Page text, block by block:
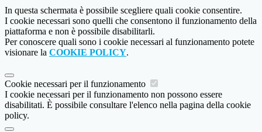
In questa schermata è possibile scegliere quali cookie consentire.
I cookie necessari sono quelli che consentono il funzionamento della
piattaforma e non è possibile disabilitarli.
Per conoscere quali sono i cookie necessari al funzionamento potete
visionare la COOKIE POLICY.
Cookie necessari per il funzionamento
I cookie necessari per il funzionamento non possono essere
disabilitati. È possibile consultare l'elenco nella pagina della cookie
policy.